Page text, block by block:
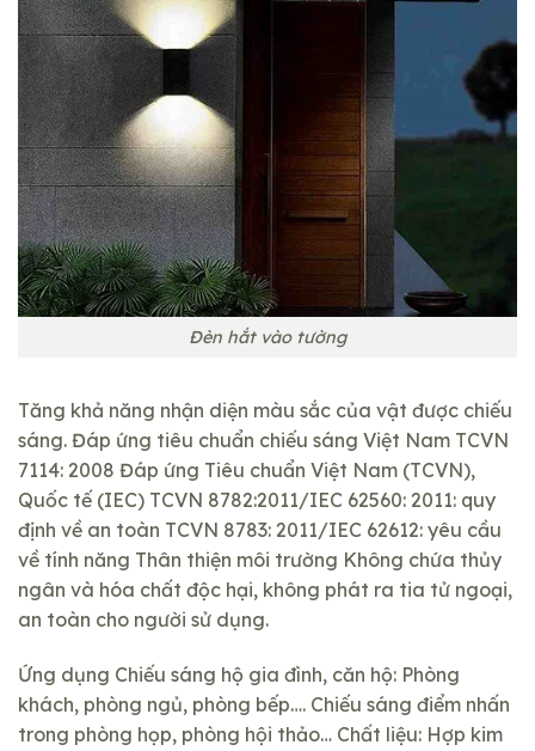
Đèn hắt vào tường
Tăng khả năng nhận diện màu sắc của vật được chiếu
sáng. Đáp ứng tiêu chuẩn chiếu sáng Việt Nam TCVN
7114: 2008 Đáp ứng Tiêu chuẩn Việt Nam (TCVN),
Quốc tế (IEC) TCVN 8782:2011/IEC 62560: 2011: quy
định về an toàn TCVN 8783: 2011/IEC 62612: yêu cầu
về tính năng Thân thiện môi trường Không chứa thủy
ngân và hóa chất độc hại, không phát ra tia tử ngoại,
an toàn cho người sử dụng.
Ứng dụng Chiếu sáng hộ gia đình, căn hộ: Phòng
khách, phòng ngủ, phòng bếp…. Chiếu sáng điểm nhấn
trong phòng họp, phòng hội thảo… Chất liệu: Hợp kim